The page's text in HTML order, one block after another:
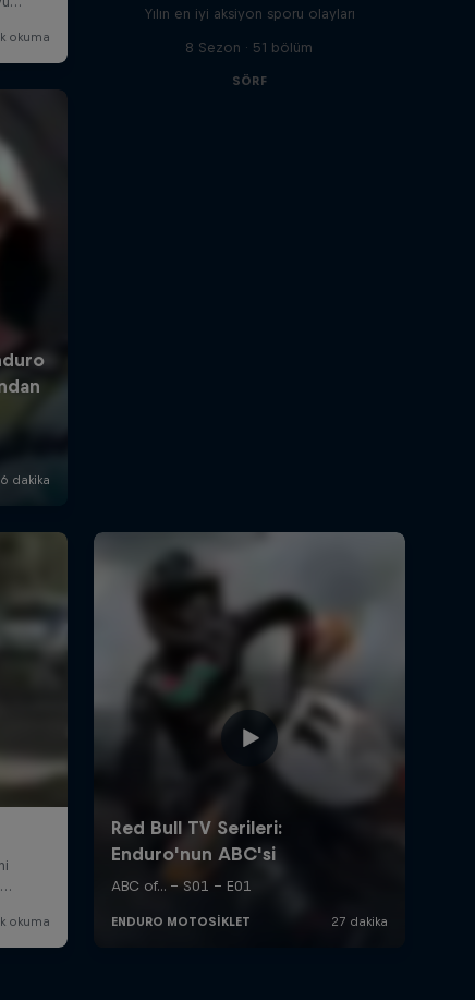
Yılın en iyi aksiyon sporu olayları
8 Sezon · 51 bölüm
SÖRF